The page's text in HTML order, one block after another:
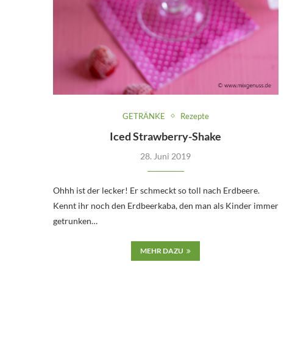
GETRÄNKE Rezepte
Iced Strawberry-Shake
28. Juni 2019
Ohhh ist der lecker! Er schmeckt so toll nach Erdbeere.
Kennt ihr noch den Erdbeerkaba, den man als Kinder immer
getrunken…
MEHR DAZU